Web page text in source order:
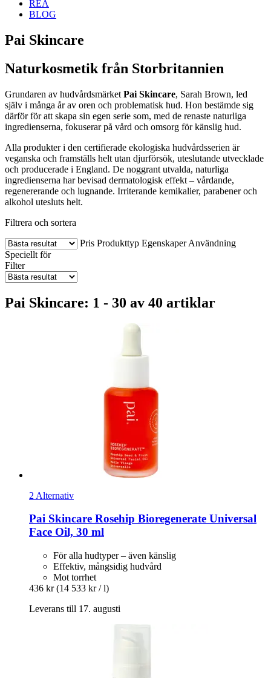
REA
BLOG
Pai Skincare
Naturkosmetik från Storbritannien
Grundaren av hudvårdsmärket Pai Skincare, Sarah Brown, led
själv i många år av oren och problematisk hud. Hon bestämde sig
därför för att skapa sin egen serie som, med de renaste naturliga
ingredienserna, fokuserar på vård och omsorg för känslig hud.
Alla produkter i den certifierade ekologiska hudvårdsserien är
veganska och framställs helt utan djurförsök, uteslutande utvecklade
och producerade i England. De noggrant utvalda, naturliga
ingredienserna har bevisad dermatologisk effekt – vårdande,
regenererande och lugnande. Irriterande kemikalier, parabener och
alkohol utesluts helt.
Filtrera och sortera
Pris Produkttyp Egenskaper Användning
Speciellt för
Filter
Pai Skincare: 1 - 30 av 40 artiklar
2 Alternativ
Pai Skincare Rosehip Bioregenerate Universal
Face Oil, 30 ml
För alla hudtyper – även känslig
Effektiv, mångsidig hudvård
Mot torrhet
436 kr (14 533 kr / l)
Leverans till 17. augusti